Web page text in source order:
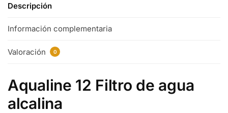
Descripción
Información complementaria
Valoración 0
Aqualine 12 Filtro de agua
alcalina